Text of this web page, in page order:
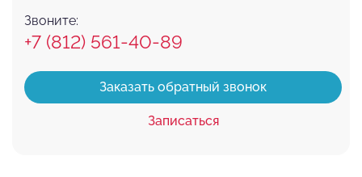
Звоните:
+7 (812) 561-40-89
Заказать обратный звонок
Записаться